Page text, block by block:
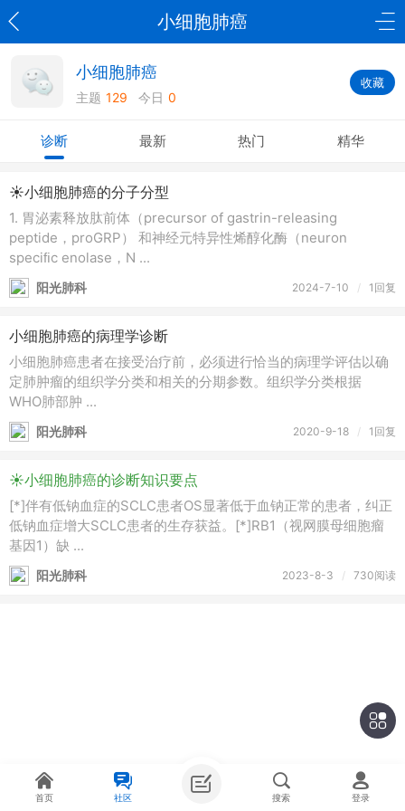
小细胞肺癌
小细胞肺癌
主题 129 今日 0
收藏
诊断 最新 热门 精华
☀️小细胞肺癌的分子分型
1. 胃泌素释放肽前体（precursor of gastrin-releasing
peptide，proGRP） 和神经元特异性烯醇化酶（neuron
speciﬁc enolase，N ...
阳光肺科 2024-7-10 / 1回复
小细胞肺癌的病理学诊断
小细胞肺癌患者在接受治疗前，必须进行恰当的病理学评估以确
定肺肿瘤的组织学分类和相关的分期参数。组织学分类根据
WHO肺部肿 ...
阳光肺科 2020-9-18 / 1回复
☀️小细胞肺癌的诊断知识要点
[*]伴有低钠血症的SCLC患者OS显著低于血钠正常的患者，纠正
低钠血症增大SCLC患者的生存获益。[*]RB1（视网膜母细胞瘤
基因1）缺 ...
阳光肺科 2023-8-3 / 730阅读
首页 社区 搜索 登录